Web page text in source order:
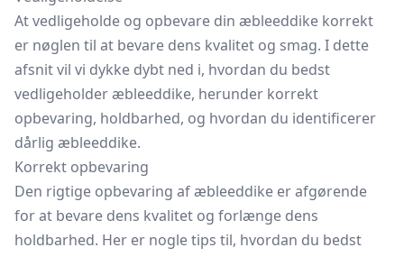
At vedligeholde og opbevare din æbleeddike korrekt
er nøglen til at bevare dens kvalitet og smag. I dette
afsnit vil vi dykke dybt ned i, hvordan du bedst
vedligeholder æbleeddike, herunder korrekt
opbevaring, holdbarhed, og hvordan du identificerer
dårlig æbleeddike.
Korrekt opbevaring
Den rigtige opbevaring af æbleeddike er afgørende
for at bevare dens kvalitet og forlænge dens
holdbarhed. Her er nogle tips til, hvordan du bedst